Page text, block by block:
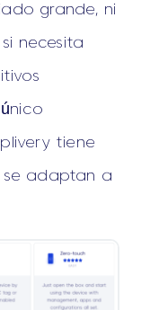
grande, ni
necesita
tiene
se adaptan a